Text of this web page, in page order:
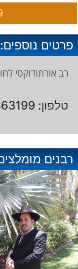
פרטים נוספים:
רב אורתודוקסי
טלפון: 057-6363199
רבנים